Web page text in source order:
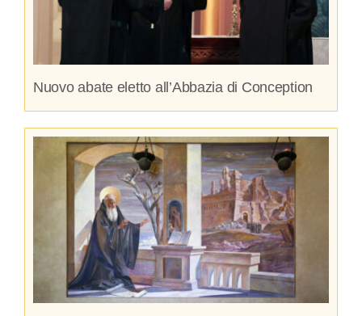
Nuovo abate eletto all’Abbazia di Conception